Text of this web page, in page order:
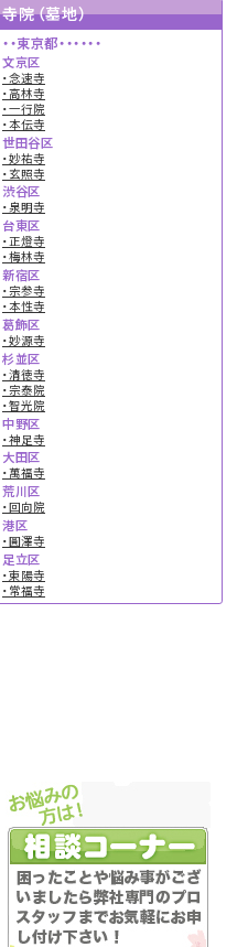
寺院（墓地）
・・東京都・・・・・・
文京区
・念速寺
・高林寺
・一行院
・本伝寺
世田谷区
・妙祐寺
・玄照寺
渋谷区
・泉明寺
台東区
・正燈寺
・梅林寺
新宿区
・宗参寺
・本性寺
葛飾区
・妙源寺
杉並区
・清徳寺
・宗泰院
・智光院
中野区
・神足寺
大田区
・萬福寺
荒川区
・回向院
港区
・圓澤寺
足立区
・東陽寺
・常福寺